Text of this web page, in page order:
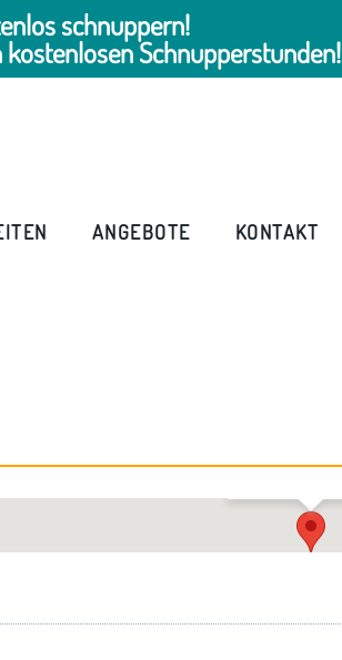
schnuppern!
Schnupperstunden!
ANGEBOTE KONTAKT